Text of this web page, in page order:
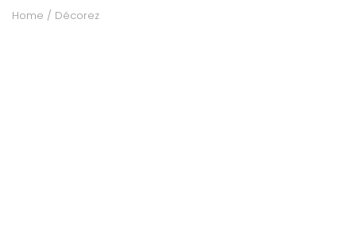
MEUBLEZ
Home Décorez